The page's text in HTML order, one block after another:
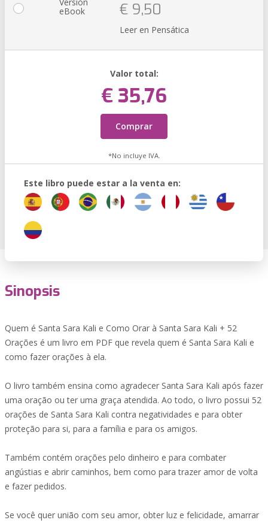
eBook € 9,50
Leer en Pensática
Valor total:
€ 35,76
Comprar
*No incluye IVA.
Este libro puede estar a la venta en:
Sinopsis
Quem é Santa Sara Kali e Como Orar à Santa Sara Kali + 52
Orações é um livro em PDF que revela quem é Santa Sara Kali e
como fazer orações à ela.
O livro também ensina como agradecer Santa Sara Kali após fazer
uma oração ou ter uma graça atendida. Ao todo, o livro possui 52
orações de Santa Sara Kali contra negatividades e para obter
proteção para si, para a família e para os amigos.
Também contém orações pelo dinheiro e para combater
angústias e abrir caminhos, bem como para trazer amor de volta
e fazer pedidos.
Se você quer união com seu amor, obter luz e felicidade, amarrar